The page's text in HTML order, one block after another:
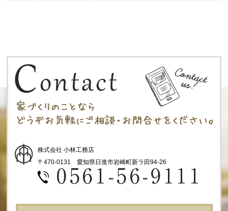
株式会社 小林工務店
〒470-0131 愛知県日進市岩崎町新ラ田94-26